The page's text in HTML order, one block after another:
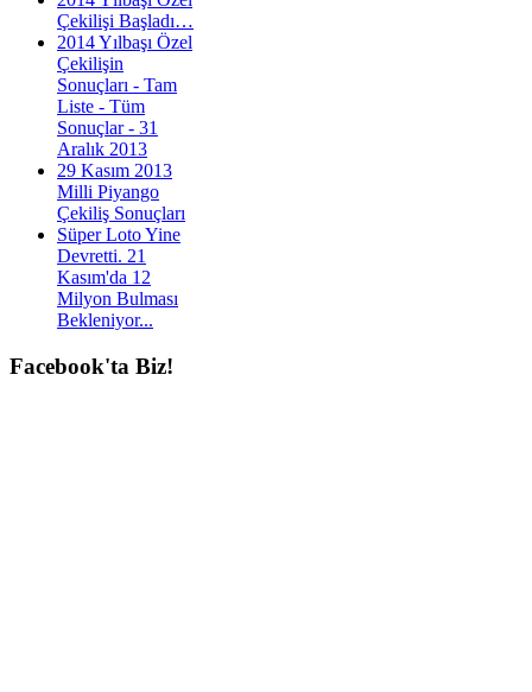
Çekilişi Başladı…
2014 Yılbaşı Özel
Çekilişin
Sonuçları - Tam
Liste - Tüm
Sonuçlar - 31
Aralık 2013
29 Kasım 2013
Milli Piyango
Çekiliş Sonuçları
Süper Loto Yine
Devretti. 21
Kasım'da 12
Milyon Bulması
Bekleniyor...
Facebook'ta Biz!